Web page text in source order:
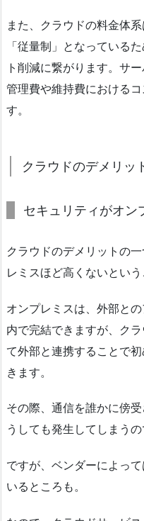
また、クラウドの料金体
「従量制」となっている
ト削減に繋がります。サ
管理費や維持費における
す。
クラウドのデメリッ
セキュリティがオン
クラウドのデメリットの
レミスほど高くないという
オンプレミスは、外部と
内で完結できますが、ク
て外部と連携することで
きます。
その際、通信を誰かに傍
うしても発生してしまうの
ですが、ベンダーによっ
いるところも。